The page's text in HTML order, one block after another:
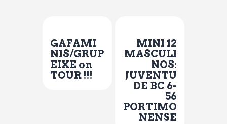
GAFAMI
NIS/GRUP
EIXE on
TOUR !!!
MINI 12
MASCULI
NOS:
JUVENTU
DE BC 6-
56
PORTIMO
NENSE